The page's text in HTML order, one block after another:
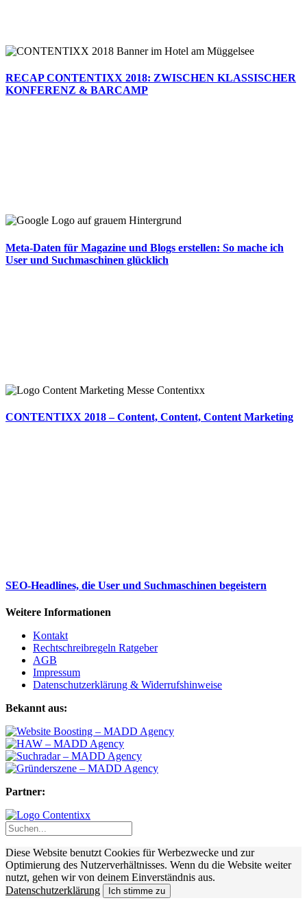
RECAP CONTENTIXX 2018: ZWISCHEN KLASSISCHER
KONFERENZ & BARCAMP
Meta-Daten für Magazine und Blogs erstellen: So mache ich
User und Suchmaschinen glücklich
CONTENTIXX 2018 – Content, Content, Content Marketing
SEO-Headlines, die User und Suchmaschinen begeistern
Weitere Informationen
Kontakt
Rechtschreibregeln Ratgeber
AGB
Impressum
Datenschutzerklärung & Widerrufshinweise
Bekannt aus:
Partner:
Diese Website benutzt Cookies für Werbezwecke und zur
Optimierung des Nutzerverhältnisses. Wenn du die Website weiter
nutzt, gehen wir von deinem Einverständnis aus.
Datenschutzerklärung
Ich stimme zu